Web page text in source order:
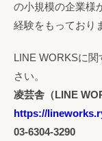
の小規模の企業様
経験をもっており
LINE WORKSに
さい。
凌芸舎（LINE
https://
03-6304-3290